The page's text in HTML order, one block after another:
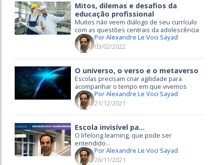
Mitos, dilemas e desafios da
educação profissional
Muitos não veem diálogo de seu currículo
com as questões centrais da adolescência
Por Alexandre Le Voci Sayad
03/02/2022
O universo, o verso e o metaverso
Escolas precisam criar agilidade para
acompanhar o tempo em que vivemos
Por Alexandre Le Voci Sayad
21/12/2021
Escola invisível pa...
O lifelong learning, que pode ser
entendido...
Por Alexandre Le Voci Sayad
26/11/2021